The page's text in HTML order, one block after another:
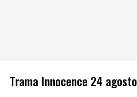
Trama Innocence 24 agosto